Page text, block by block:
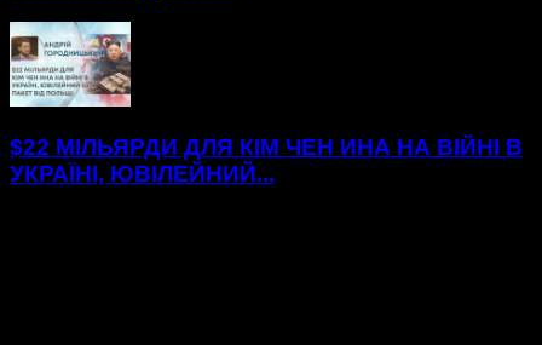
$22 МІЛЬЯРДИ ДЛЯ КІМ ЧЕН ИНА НА ВІЙНІ В
УКРАЇНІ, ЮВІЛЕЙНИЙ...